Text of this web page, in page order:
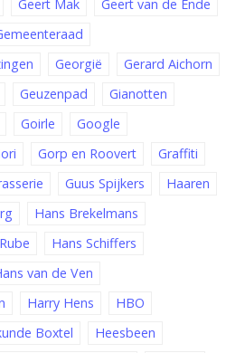
Geert Mak
Geert van de Ende
Georgië
Gerard Aichorn
Geuzenpad
Gianotten
Goirle
Google
Gorp en Roovert
Graffiti
Guus Spijkers
Haaren
Hans Brekelmans
Hans Schiffers
van de Ven
Harry Hens
HBO
Boxtel
Heesbeen